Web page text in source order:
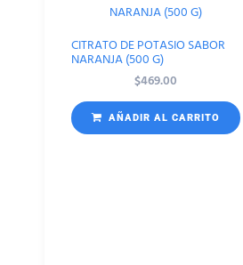
CITRATO DE POTASIO SABOR
NARANJA (500 G)
$469.00
AÑADIR AL CARRITO